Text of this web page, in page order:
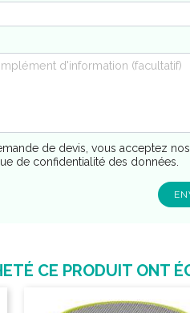
de devis, vous acceptez nos
de confidentialité des données.
CE PRODUIT ONT